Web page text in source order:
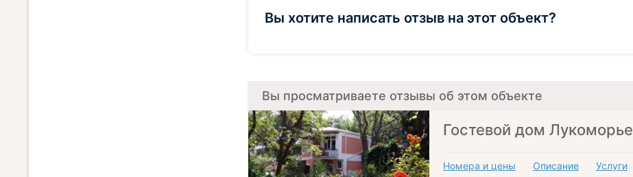
Вы хотите написать отзыв на этот объект?
Вы просматриваете отзывы об этом объекте
Гостевой дом Лукоморье
Номера и цены Описание Услуги